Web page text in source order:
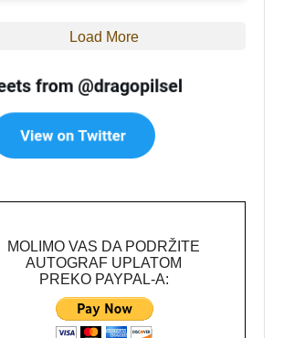
Load More
MOLIMO VAS DA PODRŽITE
AUTOGRAF UPLATOM
PREKO PAYPAL-A: